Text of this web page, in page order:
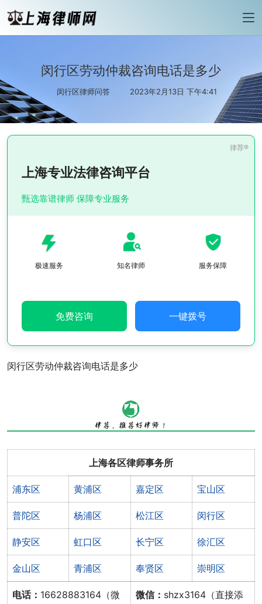
闵行区劳动仲裁咨询电话是多少
闵行区律师问答 2023年2月13日 下午4:41
上海专业法律咨询平台
甄选靠谱律师 保障专业服务
极速服务 知名律师 服务保障
免费咨询 一键拨号
闵行区劳动仲裁咨询电话是多少
上海各区律师事务所
浦东区 黄浦区 嘉定区 宝山区
普陀区 杨浦区 松江区 闵行区
静安区 虹口区 长宁区 徐汇区
金山区 青浦区 奉贤区 崇明区
电话： 16628883164（微
微信： shzx3164（直接添